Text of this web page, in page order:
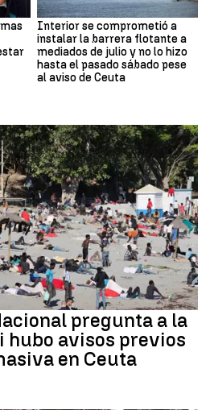
Interior se comprometió a
instalar la barrera flotante a
mediados de julio y no lo hizo
hasta el pasado sábado pese
al aviso de Ceuta
pregunta a la
hubo avisos previos
en Ceuta